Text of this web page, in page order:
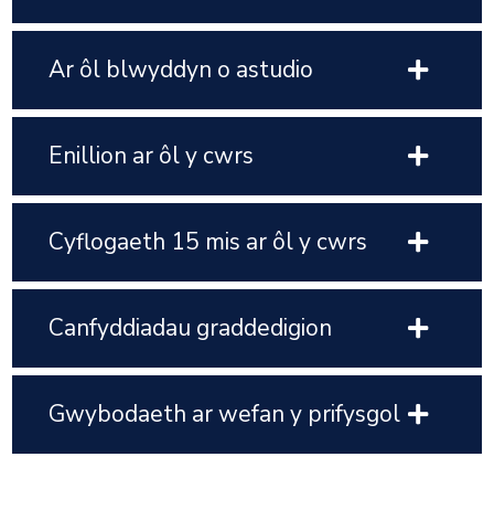
Ar ôl blwyddyn o astudio
Enillion ar ôl y cwrs
Cyflogaeth 15 mis ar ôl y cwrs
Canfyddiadau graddedigion
Gwybodaeth ar wefan y prifysgol